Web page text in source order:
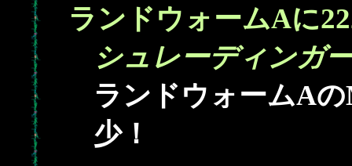
ランドウォームAに
シュレーディンガ
ランドウォームA
少！